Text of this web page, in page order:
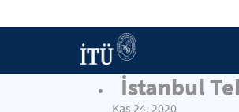
İstanbul
Kas 24, 2020